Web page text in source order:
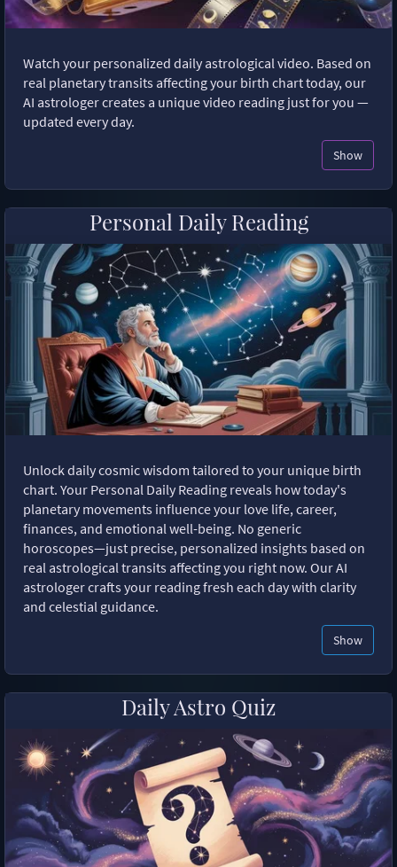
Watch your personalized daily astrological video. Based on
real planetary transits affecting your birth chart today, our
AI astrologer creates a unique video reading just for you —
updated every day.
Show
Personal Daily Reading
Unlock daily cosmic wisdom tailored to your unique birth
chart. Your Personal Daily Reading reveals how today's
planetary movements influence your love life, career,
finances, and emotional well-being. No generic
horoscopes—just precise, personalized insights based on
real astrological transits affecting you right now. Our AI
astrologer crafts your reading fresh each day with clarity
and celestial guidance.
Show
Daily Astro Quiz